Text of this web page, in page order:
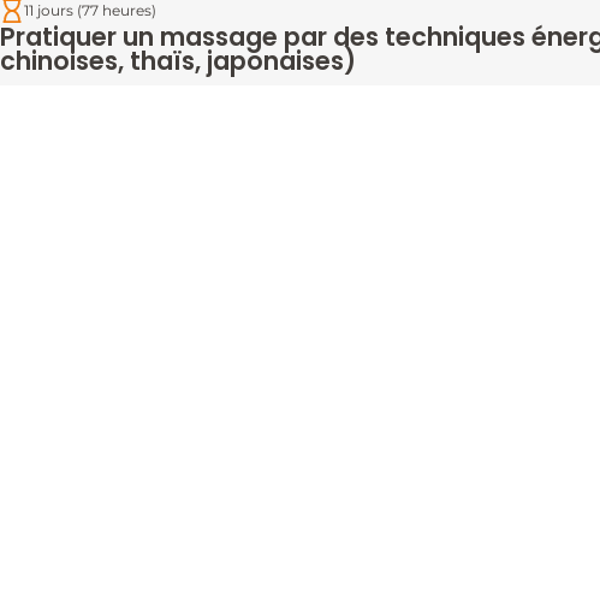
11 jours (77 heures)
Pratiquer un massage par des techniques
chinoises, thaïs, japonaises)